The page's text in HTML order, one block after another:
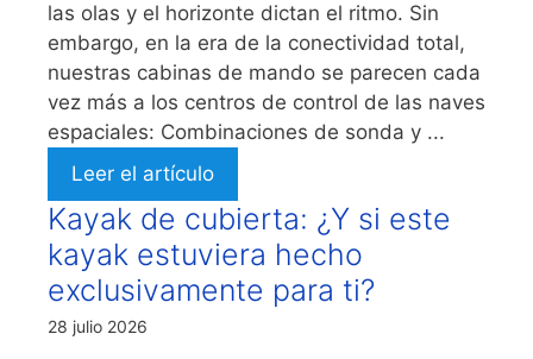
las olas y el horizonte dictan el ritmo. Sin
embargo, en la era de la conectividad total,
nuestras cabinas de mando se parecen cada
vez más a los centros de control de las naves
espaciales: Combinaciones de sonda y ...
Leer el artículo
Kayak de cubierta: ¿Y si este
kayak estuviera hecho
exclusivamente para ti?
28 julio 2026